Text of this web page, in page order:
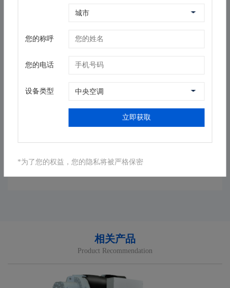
压缩机、电机和传动机构采用密封的方式；
低电压控制电路；
返回列表
相关产品
Product Recommendation
您的称呼
您的电话
设备类型
立即获取
*为了您的权益，您的隐私将被严格保密